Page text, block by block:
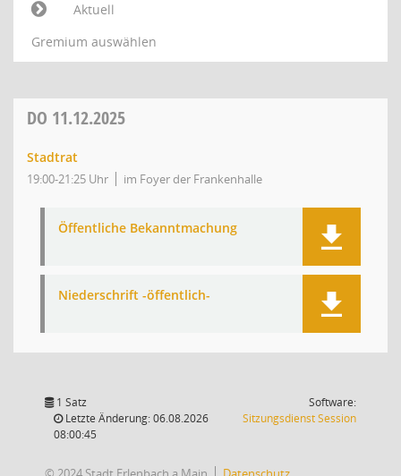
Aktuell
Gremium auswählen
DO 11.12.2025
Stadtrat
19:00-21:25 Uhr im Foyer der Frankenhalle
Öffentliche Bekanntmachung
Niederschrift -öffentlich-
1 Satz
Letzte Änderung: 06.08.2026
08:00:45
Software:
SitzungsdienstSession(Wird in